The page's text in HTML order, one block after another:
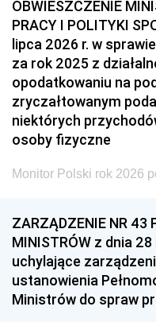
OBWIESZCZENIE
PRACY I POLITYKI
lipca 2026 r. w
za rok 2025 z
opodatkowaniu na
zryczałtowanym
niektórych
osoby fizyczne
Monitor Polski rok 2026
ZARZĄDZENIE NR 43
MINISTRÓW z dnia
uchylające
ustanowienia
Ministrów do spraw